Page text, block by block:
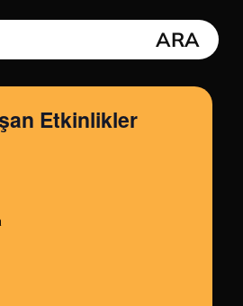
Etkinlikler